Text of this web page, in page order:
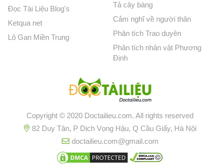
Đọc Tài Liệu Blog's
Ketqua net
Lô Gan Miền Trung
Tả cây bàng
Cảm nghĩ về người thân
Phân tích Trao duyên
Phân tích nhân vật Phương
Định
Copyright © 2020 Doctailieu.com. All rights reserved
82 Duy Tân, P Dịch Vọng Hậu, Q Cầu Giấy, Hà Nội
doctailieu.com@gmail.com